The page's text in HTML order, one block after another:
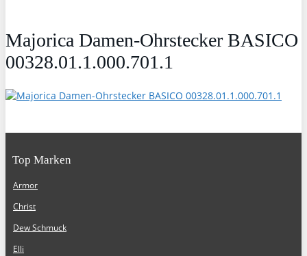
Majorica Damen-Ohrstecker BASICO
00328.01.1.000.701.1
Top Marken
Armor
Christ
Dew Schmuck
Elli